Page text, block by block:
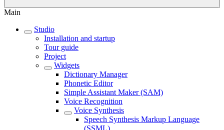
Main
Studio
Installation and startup
Tour guide
Project
Widgets
Dictionary Manager
Phonetic Editor
Simple Assistant Maker (SAM)
Voice Recognition
Voice Synthesis
Speech Synthesis Markup Language
(SSML)